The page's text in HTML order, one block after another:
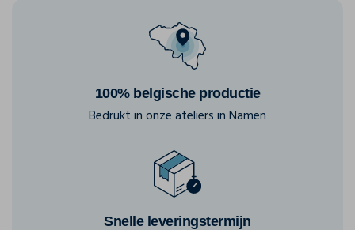
100% belgische productie
Bedrukt in onze ateliers in Namen
Snelle leveringstermijn